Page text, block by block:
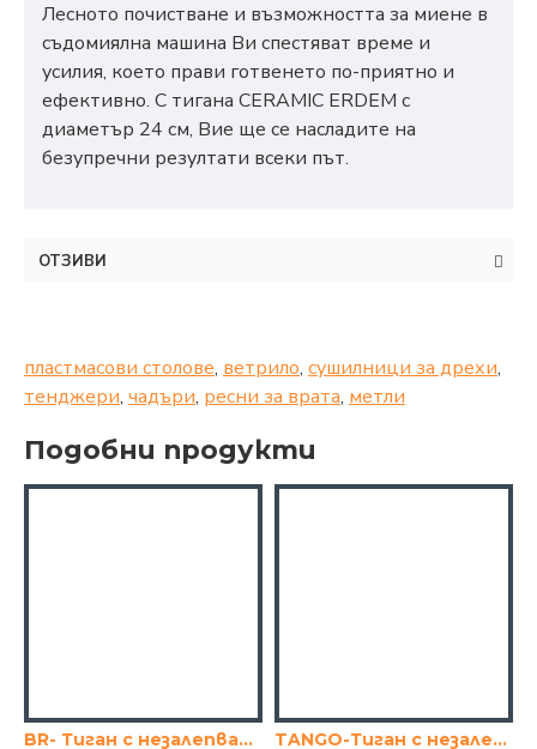
Лесното почистване и възможността за миене в
съдомиялна машина Ви спестяват време и
усилия, което прави готвенето по-приятно и
ефективно. С тигана CERAMIC ERDEM с
диаметър 24 см, Вие ще се насладите на
безупречни резултати всеки път.
ОТЗИВИ
пластмасови столове, ветрило, сушилници за дрехи,
тенджери, чадъри, ресни за врата, метли
Подобни продукти
BR- Тиган с незалепващо покритие 24cm ЧЕРЕН
TANGO-Тиган с незалепващо покритие 28x5,5cm ЧЕРНО